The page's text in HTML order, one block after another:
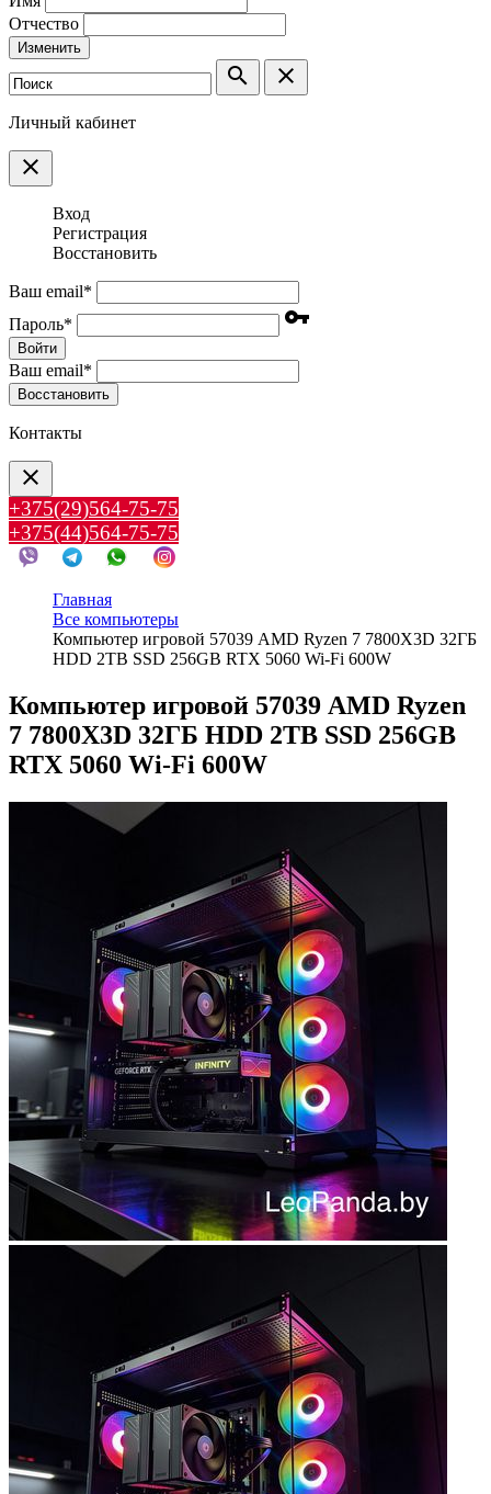
Отчество
Изменить
search clear
Личный кабинет
clear
Вход
Регистрация
Восстановить
Ваш email*
Пароль* vpn_key
Войти
Ваш email*
Воcстановить
Контакты
clear
+375(29)564-75-75
+375(44)564-75-75
Главная
Все компьютеры
Компьютер игровой 57039 AMD Ryzen 7 7800X3D 32ГБ
HDD 2TB SSD 256GB RTX 5060 Wi-Fi 600W
Компьютер игровой 57039 AMD Ryzen
7 7800X3D 32ГБ HDD 2TB SSD 256GB
RTX 5060 Wi-Fi 600W